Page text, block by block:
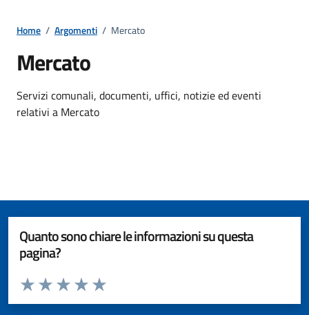
Home / Argomenti / Mercato
Mercato
Dettagli della notizia
Servizi comunali, documenti, uffici, notizie ed eventi
relativi a Mercato
Quanto sono chiare le informazioni su questa
pagina?
Valuta da 1 a 5 stelle la pagina
Valuta 5 stelle su 5
Valuta 4 stelle su 5
Valuta 3 stelle su 5
Valuta 2 stelle su 5
Valuta 1 stelle su 5